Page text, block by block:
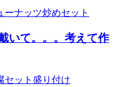
いて。。。考えて作